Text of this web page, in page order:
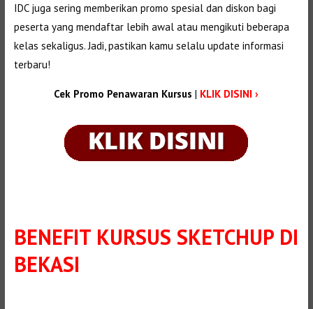
IDC juga sering memberikan promo spesial dan diskon bagi
peserta yang mendaftar lebih awal atau mengikuti beberapa
kelas sekaligus. Jadi, pastikan kamu selalu update informasi
terbaru!
Cek Promo Penawaran Kursus| KLIK DISINI ›
BENEFIT KURSUS SKETCHUP DI
BEKASI